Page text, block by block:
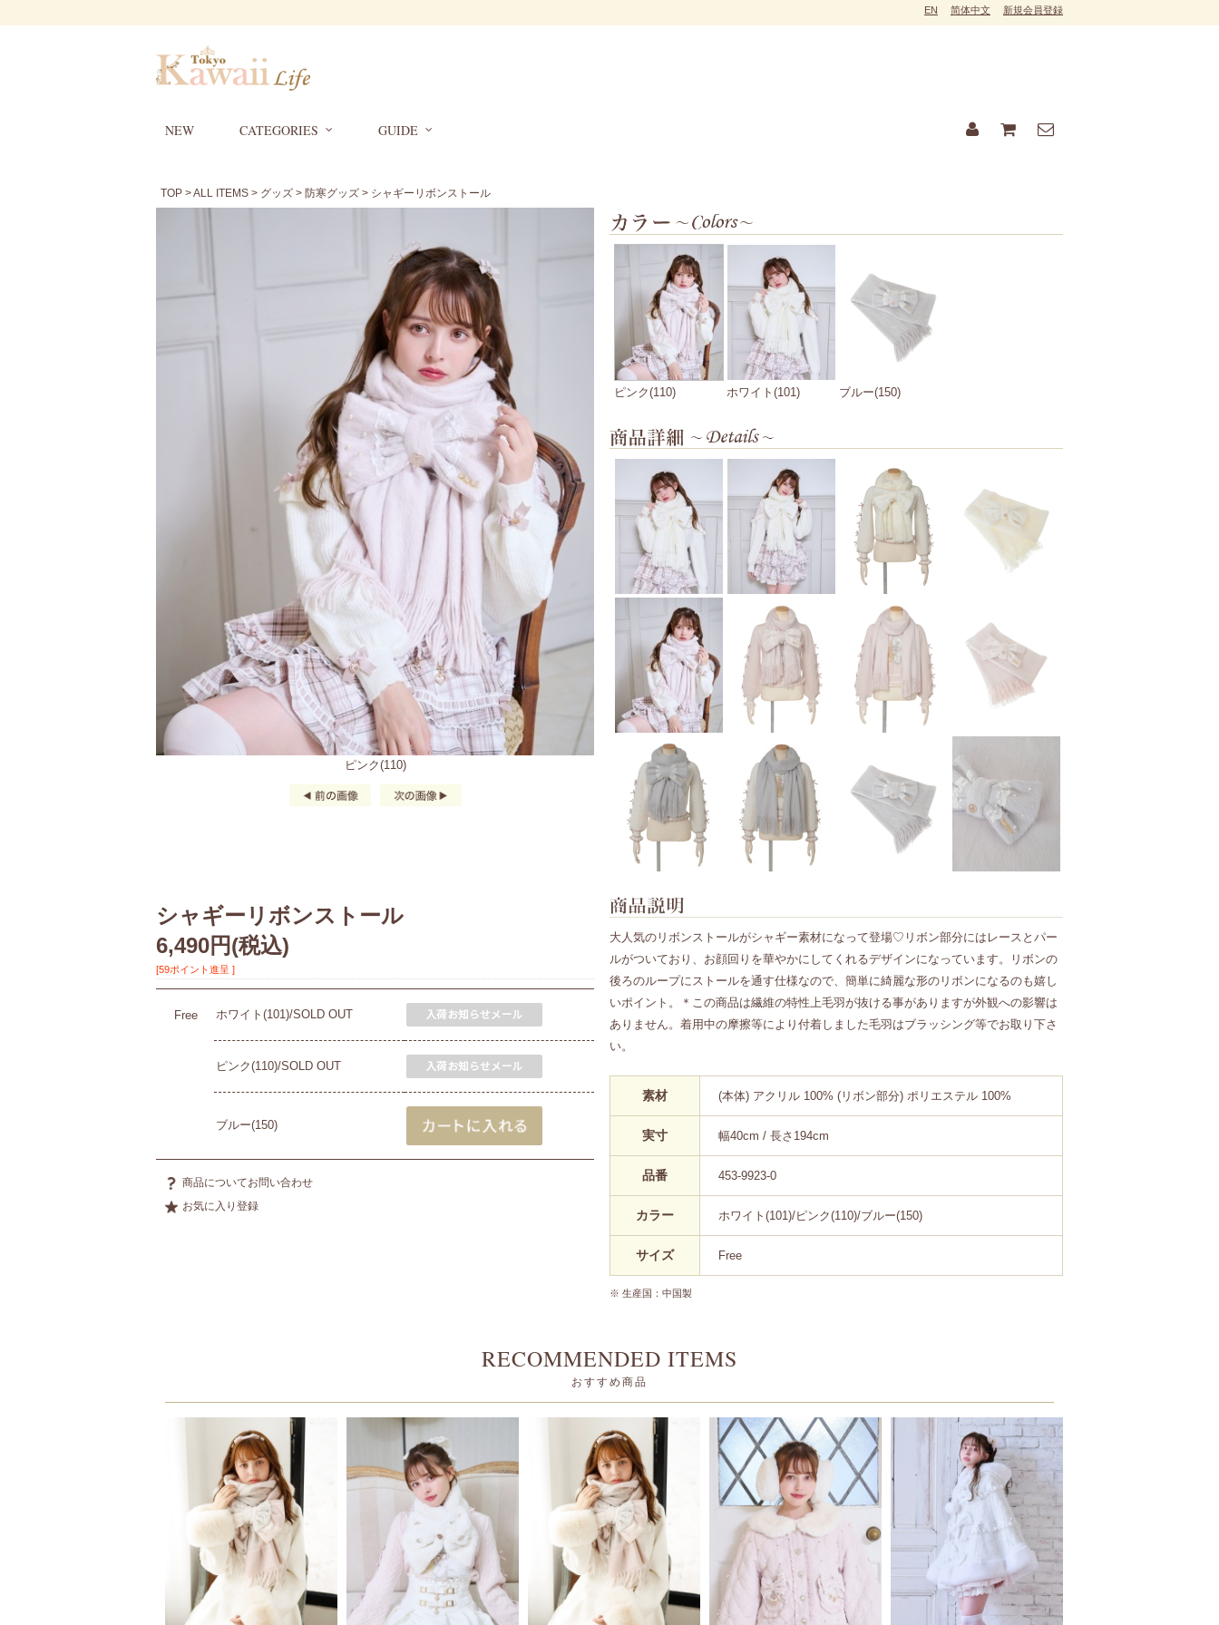
EN 简体中文 新規会員登録
NEW CATEGORIES GUIDE
TOP >ALL ITEMS > グッズ > 防寒グッズ > シャギーリボンストール
ピンク(110) ホワイト(101) ブルー(150)
ピンク(110)
大人気のリボンストールがシャギー素材になって登場♡リボン部分にはレースとパー
ルがついており、お顔回りを華やかにしてくれるデザインになっています。リボンの
後ろのループにストールを通す仕様なので、簡単に綺麗な形のリボンになるのも嬉し
いポイント。＊この商品は繊維の特性上毛羽が抜ける事がありますが外観への影響は
ありません。着用中の摩擦等により付着しました毛羽はブラッシング等でお取り下さ
い。
素材 (本体) アクリル 100% (リボン部分) ポリエステル 100%
実寸 幅40cm / 長さ194cm
品番 453-9923-0
カラー ホワイト(101)/ピンク(110)/ブルー(150)
サイズ Free
※ 生産国：中国製
シャギーリボンストール
6,490円(税込)
[59ポイント進呈 ]
Free ホワイト(101)/SOLD OUT
ピンク(110)/SOLD OUT
ブルー(150)
RECOMMENDED ITEMS
おすすめ商品